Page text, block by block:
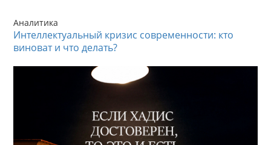
Аналитика
Интеллектуальный кризис современности: кто
виноват и что делать?